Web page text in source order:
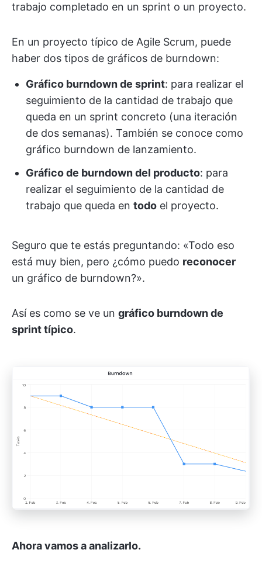
trabajo completado en un sprint o un proyecto.
En un proyecto típico de Agile Scrum, puede
haber dos tipos de gráficos de burndown:
Gráfico burndown de sprint: para realizar el
seguimiento de la cantidad de trabajo que
queda en un sprint concreto (una iteración
de dos semanas). También se conoce como
gráfico burndown de lanzamiento.
Gráfico de burndown del producto: para
realizar el seguimiento de la cantidad de
trabajo que queda en todo el proyecto.
Seguro que te estás preguntando: «Todo eso
está muy bien, pero ¿cómo puedo reconocer
un gráfico de burndown?».
Así es como se ve un gráfico burndown de
sprint típico.
Ahora vamos a analizarlo.